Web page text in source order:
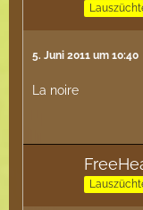
5. Juni 2011 um 10:40
La noire